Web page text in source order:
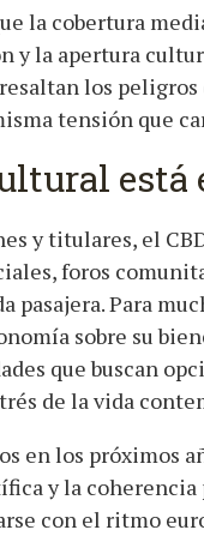
la cobertura
y la apertura
los peligros
tensión que
está
y titulares, el
foros
pasajera. Para
sobre su
que buscan
de la vida
en los próximos
y la
con el ritmo